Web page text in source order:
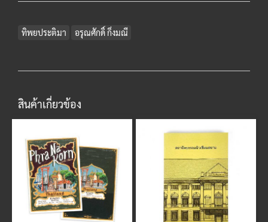
ทิพยประติมา อรุณศักดิ์ กิ่งมณี
สินค้าเกี่ยวข้อง